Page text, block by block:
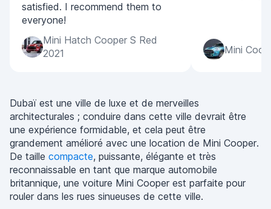
satisfied. I recommend them to
everyone!
Mini Hatch Cooper S Red
2021
Mini
Dubaï est une ville de luxe et de merveilles
architecturales ; conduire dans cette ville devrait être
une expérience formidable, et cela peut être
grandement amélioré avec une location de Mini Cooper.
De taille compacte, puissante, élégante et très
reconnaissable en tant que marque automobile
britannique, une voiture Mini Cooper est parfaite pour
rouler dans les rues sinueuses de cette ville.